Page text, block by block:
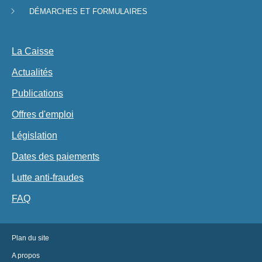
navigation
DÉMARCHES ET FORMULAIRES
La Caisse
Actualités
Publications
Offres d'emploi
Législation
Dates des paiements
Lutte anti-fraudes
FAQ
Plan du site
A propos